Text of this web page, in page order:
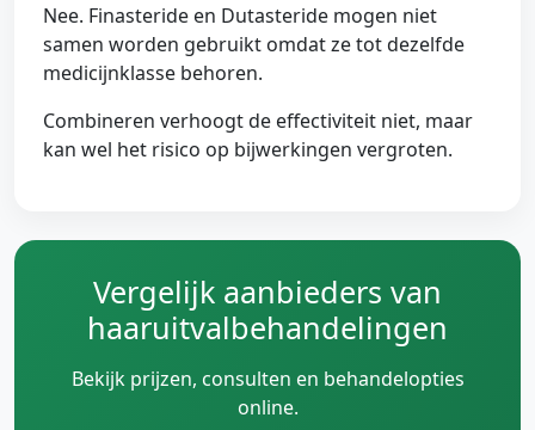
Nee. Finasteride en Dutasteride mogen niet
samen worden gebruikt omdat ze tot dezelfde
medicijnklasse behoren.
Combineren verhoogt de effectiviteit niet, maar
kan wel het risico op bijwerkingen vergroten.
Vergelijk aanbieders van
haaruitvalbehandelingen
Bekijk prijzen, consulten en behandelopties
online.